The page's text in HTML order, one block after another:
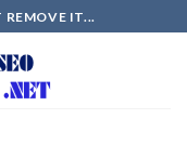
REMOVE IT...